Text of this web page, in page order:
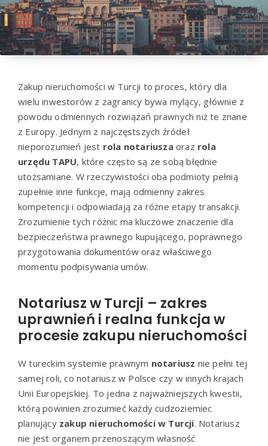
Zakup nieruchomości w Turcji to proces, który dla
wielu inwestorów z zagranicy bywa mylący, głównie z
powodu odmiennych rozwiązań prawnych niż te znane
z Europy. Jednym z najczęstszych źródeł
nieporozumień jest rola notariuszaoraz rola
urzędu TAPU, które często są ze sobą błędnie
utożsamiane. W rzeczywistości oba podmioty pełnią
zupełnie inne funkcje, mają odmienny zakres
kompetencji i odpowiadają za różne etapy transakcji.
Zrozumienie tych różnic ma kluczowe znaczenie dla
bezpieczeństwa prawnego kupującego, poprawnego
przygotowania dokumentów oraz właściwego
momentu podpisywania umów.
Notariusz w Turcji – zakres
uprawnień i realna funkcja w
procesie zakupu nieruchomości
W tureckim systemie prawnym notariusz nie pełni tej
samej roli, co notariusz w Polsce czy w innych krajach
Unii Europejskiej. To jedna z najważniejszych kwestii,
którą powinien zrozumieć każdy cudzoziemiec
planujący zakup nieruchomości w Turcji. Notariusz
nie jest organem przenoszącym własność